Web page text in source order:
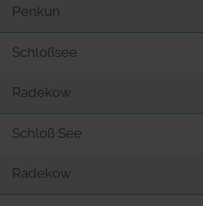
Penkun
Schloßsee
Radekow
Schloß See
Radekow